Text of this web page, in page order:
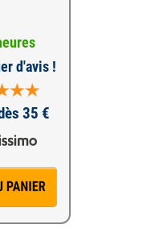
d'avis !
35 €